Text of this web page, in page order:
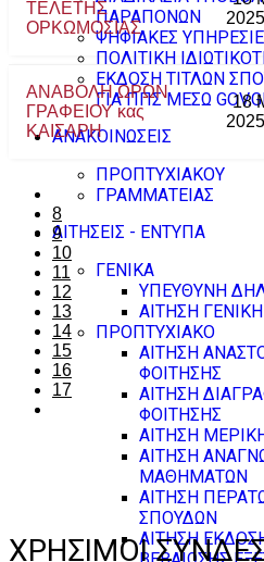
ΠΑΡΑΠΟΝΩΝ
ΨΗΦΙΑΚΕΣ
ΠΟΛΙΤΙΚΗ
ΕΚΔΟΣΗ ΤΙΤΛΩΝ
ΓΙΑ ΠΠΣ ΜΕΣΩ
ΑΝΑΚΟΙΝΩΣΕΙΣ
ΠΡΟΠΤΥΧΙΑΚΟΥ
ΓΡΑΜΜΑΤΕΙΑΣ
ΑΙΤΗΣΕΙΣ - ΕΝΤΥΠΑ
ΓΕΝΙΚΑ
ΥΠΕΥΘΥΝΗ
ΑΙΤΗΣΗ ΓΕΝΙΚΗ
ΠΡΟΠΤΥΧΙΑΚΟ
ΑΙΤΗΣΗ
ΦΟΙΤΗΣΗΣ
ΑΙΤΗΣΗ
ΦΟΙΤΗΣΗΣ
ΑΙΤΗΣΗ
ΑΙΤΗΣΗ
ΜΑΘΗΜΑΤΩΝ
ΑΙΤΗΣΗ
ΣΠΟΥΔΩΝ
ΑΙΤΗΣΗ
ΤΕΛΕΤΗΣ
ΟΡΚΩΜΟΣΙΑΣ
2025
ANABOΛH ΩΡΩΝ
ΓΡΑΦΕΙΟΥ κας
ΚΑΙΣΑΡΗ
18
2025
8
9
10
11
12
13
14
15
16
17
ΧΡΗΣΙΜΟΙ